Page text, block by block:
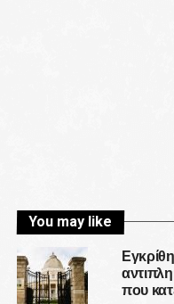
You may like
που